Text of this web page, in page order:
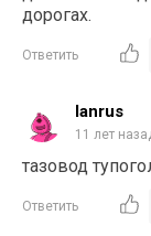
дорогах.
Ответить
lanrus
11 лет
тазовод
Ответить